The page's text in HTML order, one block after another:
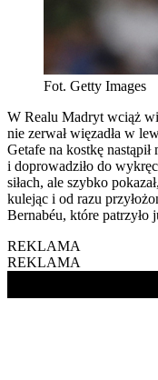
Fot. Getty Images
W Realu Madryt wciąż
nie zerwał więzadła w
Getafe na kostkę nastąpił
i doprowadziło do
siłach, ale szybko
kulejąc i od razu
Bernabéu, które patrzyło
REKLAMA
REKLAMA